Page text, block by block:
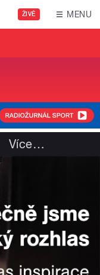
ŽIVĚ MENU
Více…